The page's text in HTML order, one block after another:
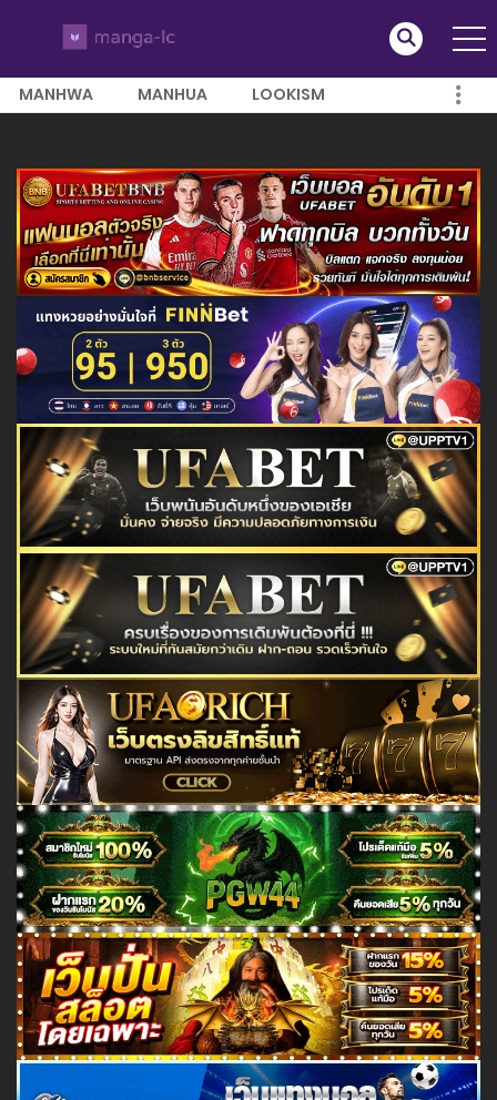
MANHWA MANHUA LOOKISM